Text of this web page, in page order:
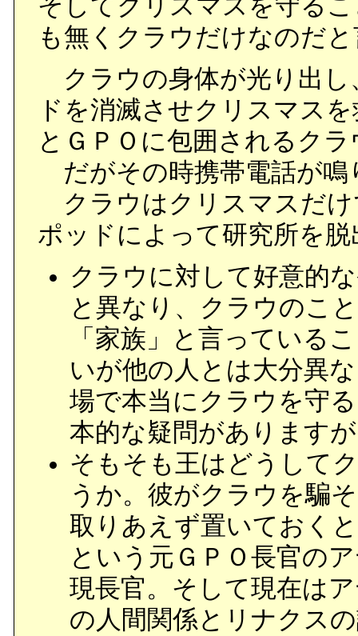
そしてクリスマスを守る
も無くクラウだけなのだ
クラウの身体が光り出し
ドを消滅させクリスマス
とＧＰＯに包囲されるクラ
だがその時携帯電話が鳴
クラウはクリスマスだけ
ポッドによって研究所を
クラウに対して好意的
と異なり、クラウのこ
「家族」と言っている
いが他の人とは大分異
場で本当にクラウを守
本的な疑問があります
そもそも王はどうして
うか。彼がクラウを騙
取りあえず置いておく
という元ＧＰＯ長官の
現長官。そして現在は
の人間関係とリナクス